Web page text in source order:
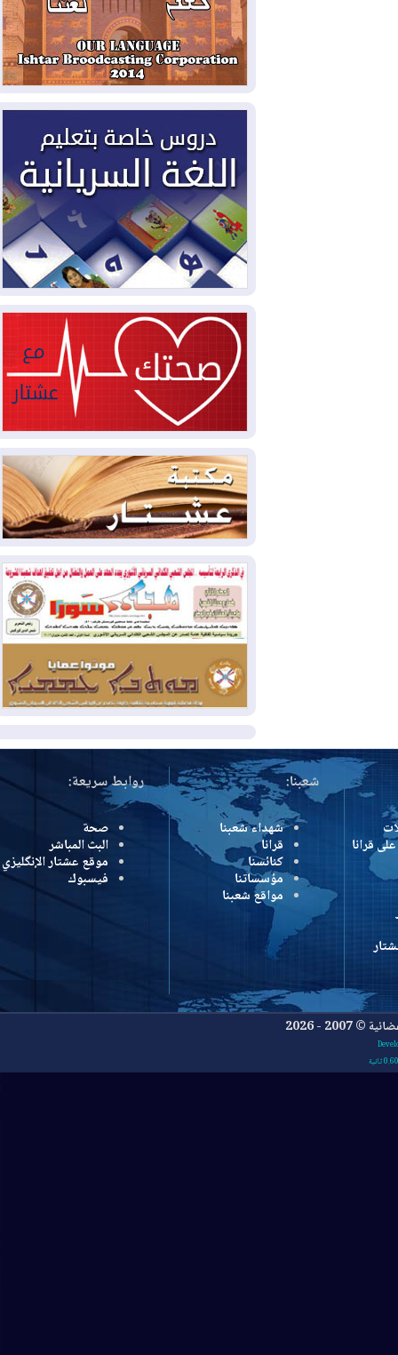
2026-08-05
لمدة عام.. بدء توريد 100
مليون قدم مكعب يومياً من غاز كورمور في
إقليم كوردستان إلى وزارة الكهرباء العراقية
2026-08-05
15كارثة بيئية ومناخية ترسم
ملامح أخطر التحديات التي تواجه العراق
2026-08-05
حرائق فرنسا.. توقيف 402
شخص بينهم 156 قاصرا منذ بداية موسم
الحرائق
2026-08-04سومو: إنتاج النفط في إقليم
كوردستان انخفض إلى أقل من 10%
2026-08-04ملفات حقبة الكاظمي تعود إلى
الواجهة.. أنباء عن مراجعات قضائية
وتحقيقات أوسع في قضايا فساد
2026-08-04
بيترو يشكو تزوير الانتخابات
الرئاسية ويحذر من "حرب أهلية" في
كولومبيا
2026-08-03رئيس إقليم كوردستان في
دمشق في زيارة رسمية
2026-08-03العراق يؤكد مجدداً التزامه
بمنع الهجمات على الدول المجاورة
2026-08-03
العجز والاقتراض يطوقان
المالية العراقية.. اقتراض يتجاوز 3 تريليونات
دينار!
2026-08-03كوبا تغرق في الظلام مجددا
وانهيار الشبكة الكهربائية
المزيد
شعبنا:
شهداء شعبنا
قرانا
كنائسنا
مؤسساتنا
مواقع شعبنا
روابط سريعة:
صحة
البث المباشر
موقع عشتار الإنگليزي
فيسبوك
2026